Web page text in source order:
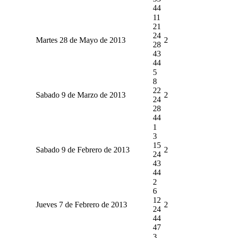
44
Martes 28 de Mayo de 2013
11
21
24
28
43
44
2
Sabado 9 de Marzo de 2013
5
8
22
24
28
44
2
Sabado 9 de Febrero de 2013
1
3
15
24
43
44
2
Jueves 7 de Febrero de 2013
2
6
12
24
44
47
2